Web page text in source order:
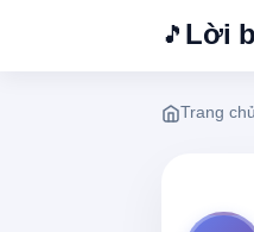
🎵 Lời
Trang chủ